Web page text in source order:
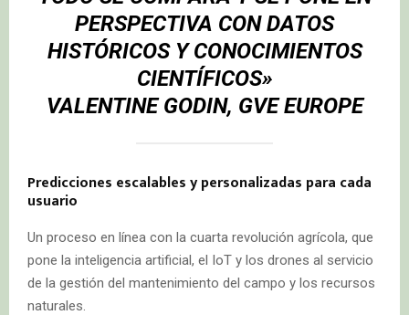
PERSPECTIVA CON DATOS
HISTÓRICOS Y CONOCIMIENTOS
CIENTÍFICOS»
VALENTINE GODIN, GVE EUROPE
Predicciones escalables y personalizadas para cada
usuario
Un proceso en línea con la cuarta revolución agrícola, que
pone la inteligencia artificial, el IoT y los drones al servicio
de la gestión del mantenimiento del campo y los recursos
naturales.